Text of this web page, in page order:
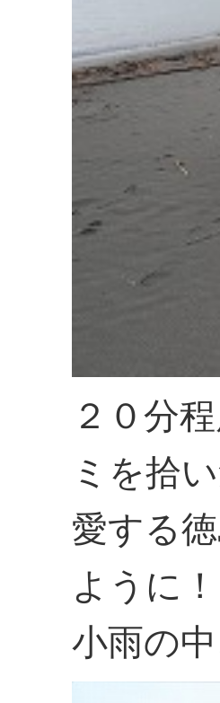
２０分
ミを拾
愛する
ように！
小雨の